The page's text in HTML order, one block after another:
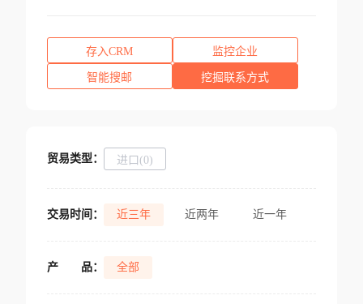
存入CRM 监控企业
智能搜邮 挖掘联系方式
贸易类型： 进口(0)
交易时间： 近三年 近两年 近一年
产 品： 全部